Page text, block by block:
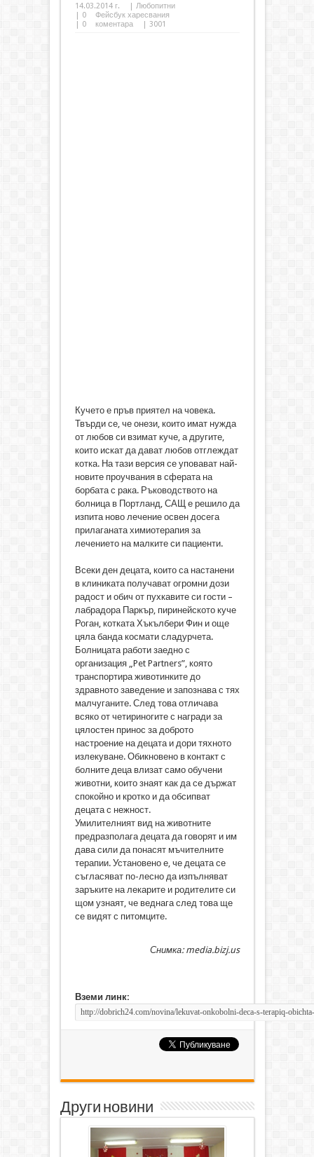
14.03.2014 г. | Любопитни
| 0
Фейсбук харесвания
| 0 коментара | 3001
Кучето е пръв приятел на човека.
Твърди се, че онези, които имат нужда
от любов си взимат куче, а другите,
които искат да дават любов отглеждат
котка. На тази версия се уповават най-
новите проучвания в сферата на
борбата с рака. Ръководството на
болница в Портланд, САЩ е решило да
изпита ново лечение освен досега
прилаганата химиотерапия за
лечението на малките си пациенти.
Всеки ден децата, които са настанени
в клиниката получават огромни дози
радост и обич от пухкавите си гости –
лабрадора Паркър, пиринейското куче
Роган, котката Хъкълбери Фин и още
цяла банда космати сладурчета.
Болницата работи заедно с
организация „Pet Partners”, която
транспортира животинките до
здравното заведение и запознава с тях
малчуганите. След това отличава
всяко от четириногите с награди за
цялостен принос за доброто
настроение на децата и дори тяхното
излекуване. Обикновено в контакт с
болните деца влизат само обучени
животни, които знаят как да се държат
спокойно и кротко и да обсипват
децата с нежност.
Умилителният вид на животните
предразполага децата да говорят и им
дава сили да понасят мъчителните
терапии. Установено е, че децата се
съгласяват по-лесно да изпълняват
заръките на лекарите и родителите си
щом узнаят, че веднага след това ще
се видят с питомците.
Снимка: media.bizj.us
Вземи линк:
Други новини